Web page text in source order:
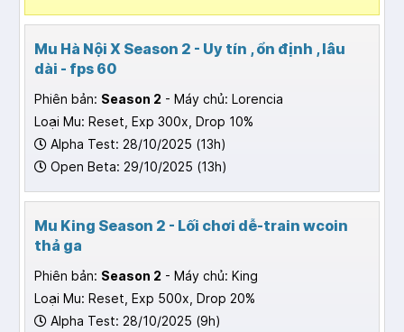
Mu Hà Nội X Season 2 - Uy tín , ổn định , lâu
dài - fps 60
Phiên bản: Season 2 - Máy chủ: Lorencia
Loại Mu: Reset, Exp 300x, Drop 10%
Alpha Test: 28/10/2025 (13h)
Open Beta: 29/10/2025 (13h)
Mu King Season 2 - Lối chơi dễ-train wcoin
thả ga
Phiên bản: Season 2 - Máy chủ: King
Loại Mu: Reset, Exp 500x, Drop 20%
Alpha Test: 28/10/2025 (9h)